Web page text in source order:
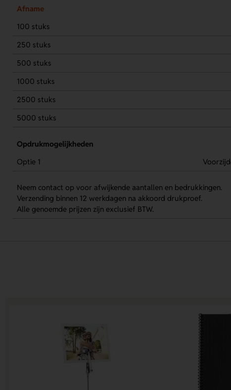
Afname
100 stuks
250 stuks
500 stuks
1000 stuks
2500 stuks
5000 stuks
Opdrukmogelijkheden
Optie 1
Neem contact op voor afwijkende aantallen en bedrukkingen.
Verzending binnen 12 werkdagen na akkoord drukproef.
Alle genoemde prijzen zijn exclusief BTW.